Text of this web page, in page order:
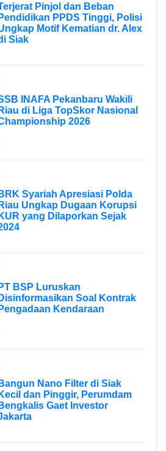
Pinjol dan Beban
Pendidikan PPDS Tinggi, Polisi
Motif Kematian dr. Alex
Siak
INAFA Pekanbaru Wakili
Riau di Liga TopSkor Nasional
2026
BRK Syariah Apresiasi Polda
Riau Ungkap Dugaan Korupsi
KUR yang Dilaporkan Sejak
PT BSP Luruskan
Disinformasikan Soal Kontrak
Pengadaan Kendaraan
Bangun Nano Filter di Siak
Kecil dan Pinggir, Perumdam
Bengkalis Gaet Investor